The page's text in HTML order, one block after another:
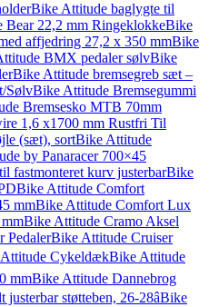
Bike Attitude baglygte til
Bear 22,2 mm RingeklokkeBike
affjedring 27,2 x 350 mmBike
BMX pedaler sølvBike
Bike Attitude bremsegreb sæt –
SølvBike Attitude Bremsegummi
Bremsesko MTB 70mm
1,6 x1700 mm Rustfri Til
(sæt), sortBike Attitude
by Panaracer 700×45
fastmonteret kurv justerbarBike
Bike Attitude Comfort
mmBike Attitude Comfort Lux
Bike Attitude Cramo Aksel
PedalerBike Attitude Cruiser
CykeldækBike Attitude
mmBike Attitude Dannebrog
støtteben, 26-28âBike